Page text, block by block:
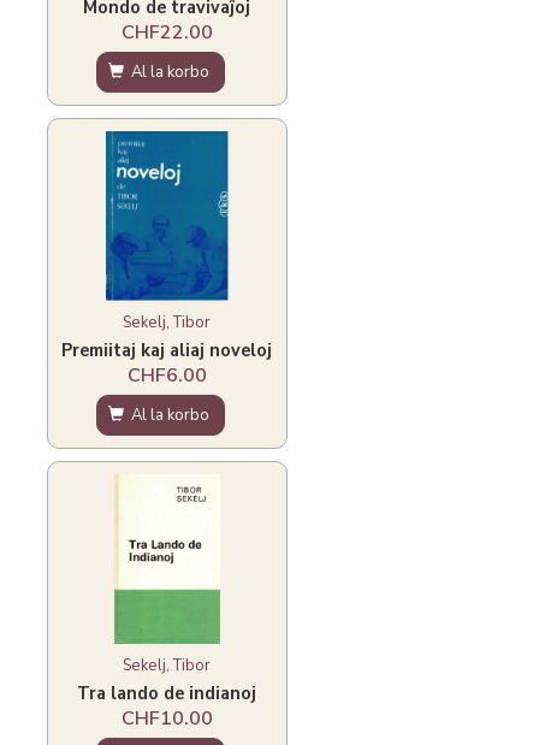
Mondo de travivaĵoj
CHF22.00
Al la korbo
Sekelj, Tibor
Premiitaj kaj aliaj noveloj
CHF6.00
Al la korbo
Sekelj, Tibor
Tra lando de indianoj
CHF10.00